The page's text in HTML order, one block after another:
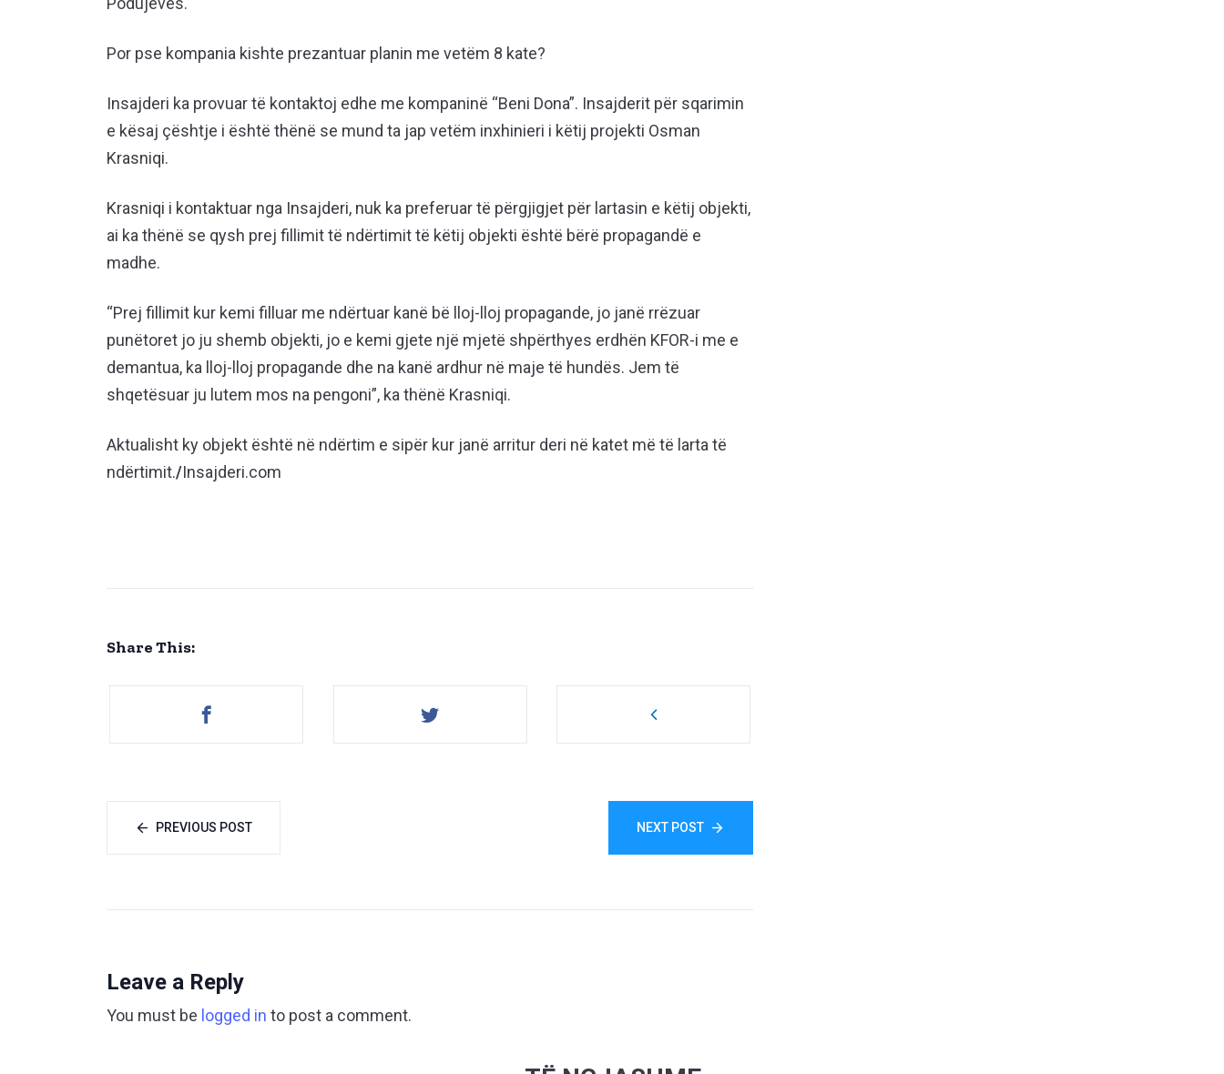
Por pse kompania kishte prezantuar planin me vetëm 8 kate?
Insajderi ka provuar të kontaktoj edhe me kompaninë “Beni Dona”. Insajderit për sqarimin
e kësaj çështje i është thënë se mund ta jap vetëm inxhinieri i këtij projekti Osman
Krasniqi.
Krasniqi i kontaktuar nga Insajderi, nuk ka preferuar të përgjigjet për lartasin e këtij objekti,
ai ka thënë se qysh prej fillimit të ndërtimit të këtij objekti është bërë propagandë e
madhe.
“Prej fillimit kur kemi filluar me ndërtuar kanë bë lloj-lloj propagande, jo janë rrëzuar
punëtoret jo ju shemb objekti, jo e kemi gjete një mjetë shpërthyes erdhën KFOR-i me e
demantua, ka lloj-lloj propagande dhe na kanë ardhur në maje të hundës. Jem të
shqetësuar ju lutem mos na pengoni”, ka thënë Krasniqi.
Aktualisht ky objekt është në ndërtim e sipër kur janë arritur deri në katet më të larta të
ndërtimit./Insajderi.com
Share This:
PREVIOUS POST NEXT POST
Leave a Reply
You must be logged in to post a comment.